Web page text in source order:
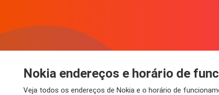
Nokia endereços e horário de
Veja todos os endereços de Nokia e o horário de